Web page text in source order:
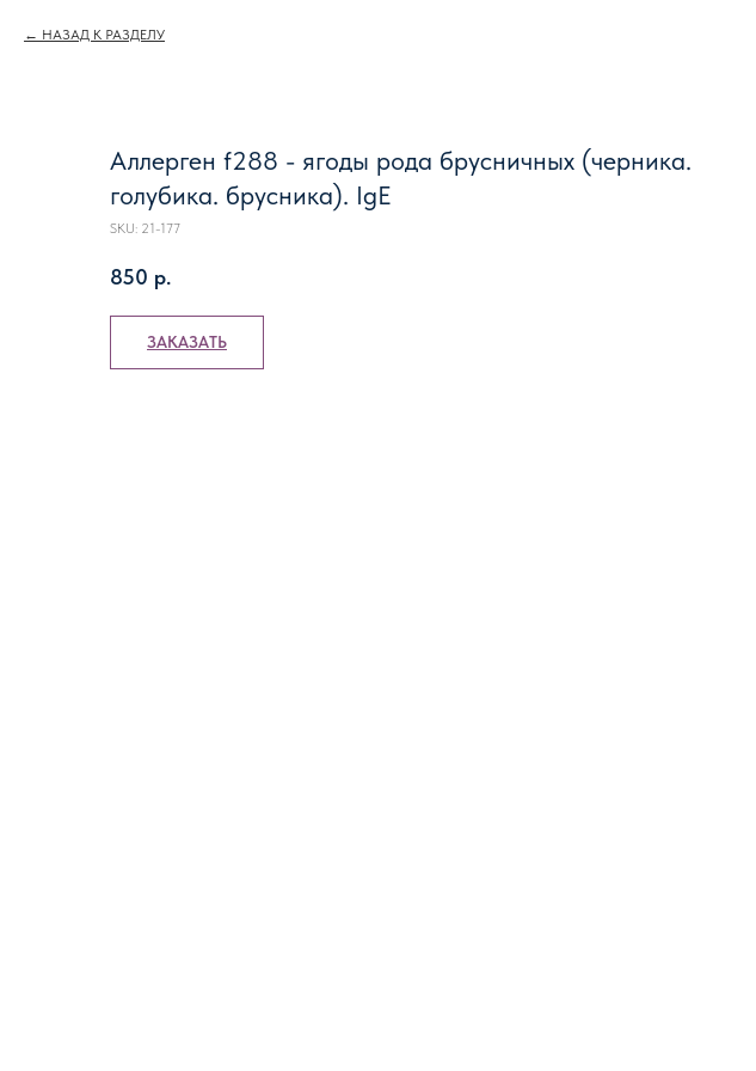
НАЗАД К РАЗДЕЛУ
Аллерген f288 - ягоды рода брусничных (черника.
голубика. брусника). IgE
SKU: 21-177
850 р.
ЗАКАЗАТЬ